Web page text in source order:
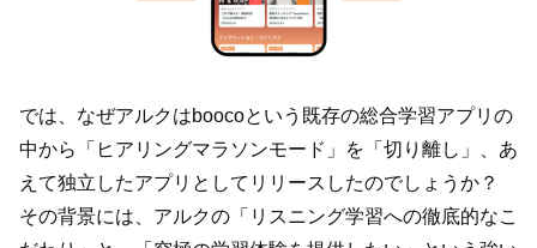
では、なぜアルクはboocoという既存の総合学習アプリの
中から「ヒアリングマラソンモード」を「切り離し」、あ
えて独立したアプリとしてリリースしたのでしょうか？
その背景には、アルクの「リスニング学習への徹底的なこ